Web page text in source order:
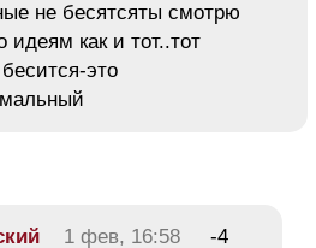
не бесятсяты смотрю
идеям как и тот..тот
это
1 фев, 16:58 -4